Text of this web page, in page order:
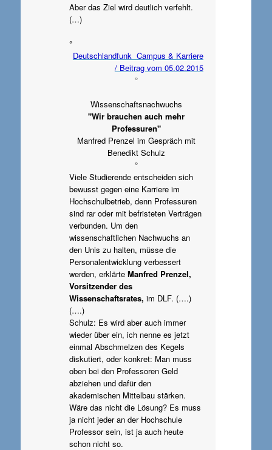
Aber das Ziel wird deutlich verfehlt.
(…)
°
Deutschlandfunk Campus & Karriere
/ Beitrag vom 05.02.2015
°
Wissenschaftsnachwuchs
"Wir brauchen auch mehr
Professuren"
Manfred Prenzel im Gespräch mit
Benedikt Schulz
°
Viele Studierende entscheiden sich
bewusst gegen eine Karriere im
Hochschulbetrieb, denn Professuren
sind rar oder mit befristeten Verträgen
verbunden. Um den
wissenschaftlichen Nachwuchs an
den Unis zu halten, müsse die
Personalentwicklung verbessert
werden, erklärte Manfred Prenzel,
Vorsitzender des
Wissenschaftsrates, im DLF. (….)
(….)
Schulz: Es wird aber auch immer
wieder über ein, ich nenne es jetzt
einmal Abschmelzen des Kegels
diskutiert, oder konkret: Man muss
oben bei den Professoren Geld
abziehen und dafür den
akademischen Mittelbau stärken.
Wäre das nicht die Lösung? Es muss
ja nicht jeder an der Hochschule
Professor sein, ist ja auch heute
schon nicht so.